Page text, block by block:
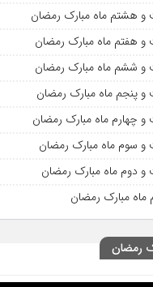
و هشتم ماه مبارک رمضان
و هفتم ماه مبارک رمضان
و ششم ماه مبارک رمضان
و پنجم ماه مبارک رمضان
چهارم ماه مبارک رمضان
و سوم ماه مبارک رمضان
و دوم ماه مبارک رمضان
ماه مبارک رمضان
رمضان